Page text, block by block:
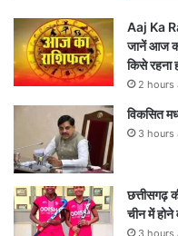
Aaj Ka
जानें आज
किसे रहना
2 hours
विकसित
3 hours
छत्तीसगढ़
चीन में होने
3 hours